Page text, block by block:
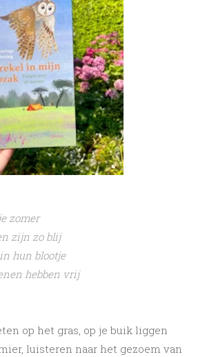
zomer
zijn zo blij
hun blootje
hebben vrij
op het gras, op je buik liggen
luisteren naar het gezoem van